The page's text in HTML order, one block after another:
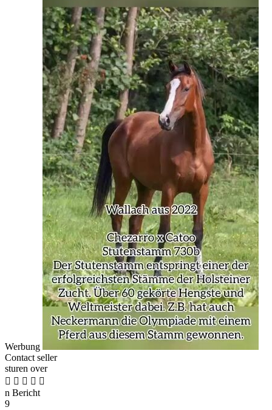
Werbung
Contact seller
sturen over
    
n Bericht
9